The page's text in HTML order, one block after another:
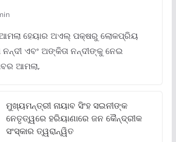
ହେୟାର ଅଏଲ୍ ପକ୍ଷରୁ ଲୋକପ୍ରିୟ
ଏବଂ ଅଙ୍କିତା ନନ୍ଦୀଙ୍କୁ ନେଇ
ଆମଲା,
ମୁଖ୍ୟମନ୍ତ୍ରୀ ନାୟାବ ସିଂହ ସଇନୀଙ୍କ
ନେତୃତ୍ୱରେ ହରିୟାଣାରେ ଜନ କୈନ୍ଦ୍ରୀକ
ସଂସ୍କାର ତ୍ୱରାନ୍ୱିତ